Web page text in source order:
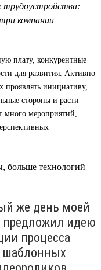
трудоустройства:
компании
плату, конкурентные
для развития. Активно
проявлять инициативу,
стороны и расти
много мероприятий,
же день моей
предложил идею
процесса
шаблонных